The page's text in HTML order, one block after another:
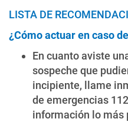
LISTA DE
¿Cómo actuar en caso
En cuanto aviste
sospeche que
incipiente, llame
de emergencias
información lo más